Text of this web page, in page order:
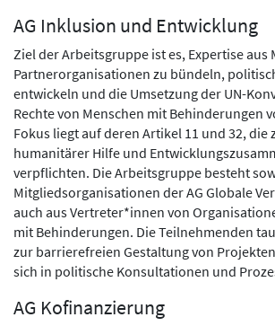
AG Inklusion und Entwicklung
Ziel der Arbeitsgruppe ist es, Expertise aus
Partnerorganisationen zu bündeln,
entwickeln und die Umsetzung der UN-
Rechte von Menschen mit Behinderungen
Fokus liegt auf deren Artikel 11 und 32, die
humanitärer Hilfe und
verpflichten. Die Arbeitsgruppe besteht
Mitgliedsorganisationen der AG Globale
auch aus Vertreter*innen von
mit Behinderungen. Die Teilnehmenden
zur barrierefreien Gestaltung von
sich in politische Konsultationen und
AG Kofinanzierung